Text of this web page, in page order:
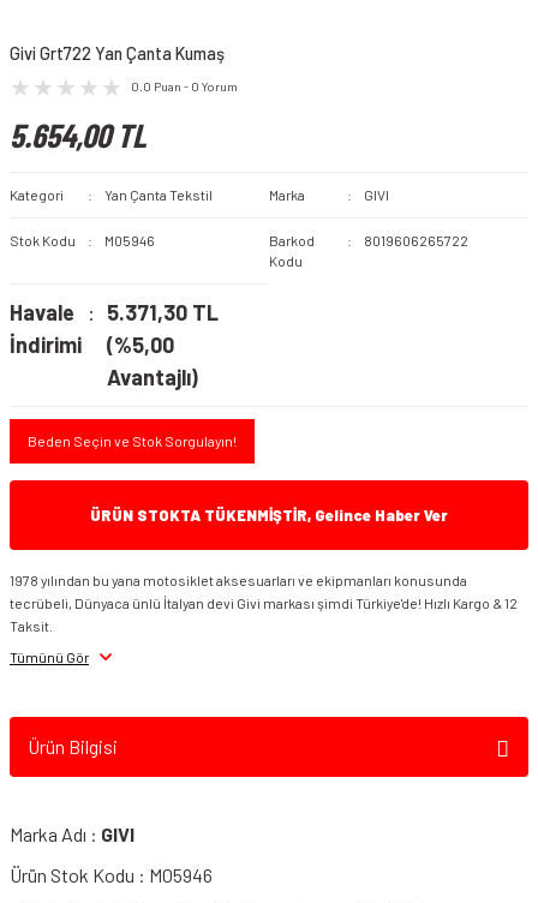
Givi Grt722 Yan Çanta Kumaş
0.0 Puan - 0 Yorum
5.654,00 TL
Kategori Yan Çanta Tekstil Marka GIVI
Stok Kodu M05946
Barkod
Kodu
8019606265722
Havale
İndirimi
5.371,30 TL
(%5,00
Avantajlı)
Beden Seçin ve Stok Sorgulayın!
ÜRÜN STOKTA TÜKENMİŞTİR, Gelince Haber Ver
1978 yılından bu yana motosiklet aksesuarları ve ekipmanları konusunda
tecrübeli, Dünyaca ünlü İtalyan devi Givi markası şimdi Türkiye'de! Hızlı Kargo & 12
Taksit.
Tümünü Gör
Ürün Bilgisi
Marka Adı : GIVI
Ürün Stok Kodu : M05946